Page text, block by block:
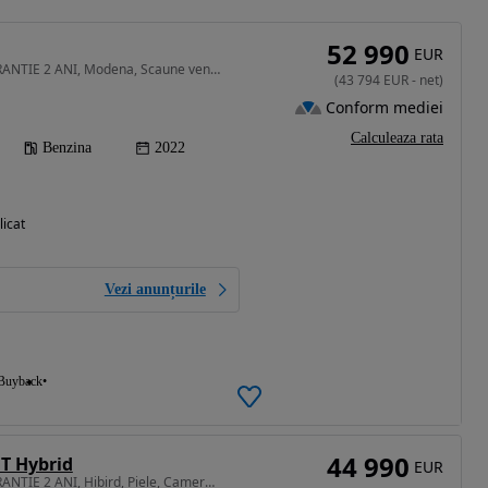
1995 cm3 • 330 CP • GARANTIE 2 ANI, Modena, Scaune ventilate, Camera 360, Piele, HUD
Benzina 2022
Vezi anunțurile
52 990 EUR
(43 794 EUR- net)
Conform mediei
Calculeaza rata
Hybrid
1995 cm3 • 330 CP • GARANTIE 2 ANI, Hibird, Piele, Camera, Navi, Camera 360 44 990 EUR